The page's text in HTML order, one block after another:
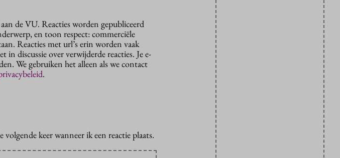
de VU. Reacties worden gepubliceerd
en toon respect: commerciële
Reacties met url’s erin worden vaak
in discussie over verwijderde reacties. Je e-
We gebruiken het alleen als we contact
.
keer wanneer ik een reactie plaats.